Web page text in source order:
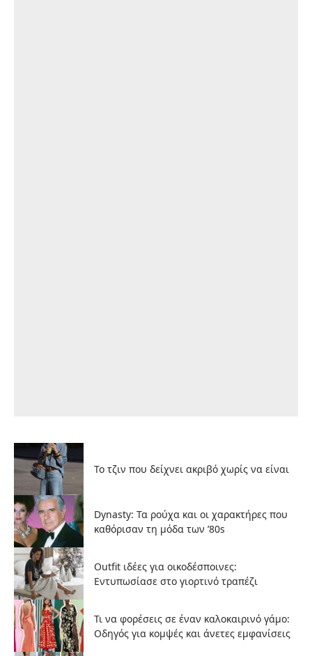
Το τζιν που δείχνει ακριβό χωρίς να είναι
Dynasty: Τα ρούχα και οι χαρακτήρες που
καθόρισαν τη μόδα των ’80s
Outfit ιδέες για οικοδέσποινες:
Εντυπωσίασε στο γιορτινό τραπέζι
Τι να φορέσεις σε έναν καλοκαιρινό γάμο:
Οδηγός για κομψές και άνετες εμφανίσεις